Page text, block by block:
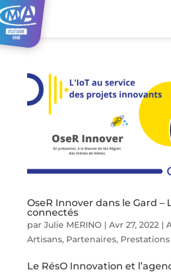
OseR Innover dans le Gard –
connectés
par Julie MERINO | Avr 27, 2022|
Artisans, Partenaires, Prestations
Le RésO Innovation et